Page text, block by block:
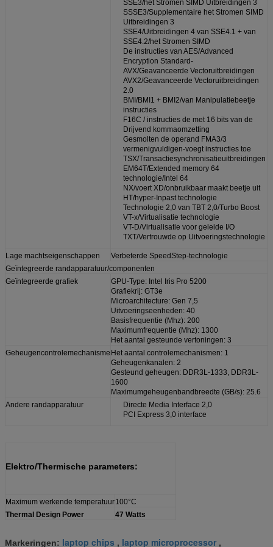
SSE3/het Stromen SIMD Uitbreidingen 3
SSSE3/Supplementaire het Stromen SIMD
Uitbreidingen 3
SSE4/Uitbreidingen 4 van SSE4.1 + van
SSE4.2/het Stromen SIMD
De instructies van AES/Advanced
Encryption Standard-
AVX/Geavanceerde Vectoruitbreidingen
AVX2/Geavanceerde Vectoruitbreidingen
2.0
BMI/BMI1 + BMI2/van Manipulatiebeetje
instructies
F16C / instructies de met 16 bits van de
Drijvend kommaomzetting
Gesmolten de operand FMA3/3
vermenigvuldigen-voegt instructies toe
TSX/Transactiesynchronisatieuitbreidingen
EM64T/Extended memory 64
technologie/Intel 64
NX/voert XD/onbruikbaar maakt beetje uit
HT/hyper-Inpast technologie
Technologie 2,0 van TBT 2,0/Turbo Boost
VT-x/Virtualisatie technologie
VT-D/Virtualisatie voor geleide I/O
TXT/Vertrouwde op Uitvoeringstechnologie
Lage machtseigenschappen
Verbeterde SpeedStep-technologie
Geïntegreerde randapparatuur/componenten
Geïntegreerde grafiek
GPU-Type: Intel Iris Pro 5200
Grafiekrij: GT3e
Microarchitecture: Gen 7,5
Uitvoeringseenheden: 40
Basisfrequentie (Mhz): 200
Maximumfrequentie (Mhz): 1300
Het aantal gesteunde vertoningen: 3
Geheugencontrolemechanisme Het aantal controlemechanismen: 1
Geheugenkanalen: 2
Gesteund geheugen: DDR3L-1333, DDR3L-
1600
Maximumgeheugenbandbreedte (GB/s): 25.6
Andere randapparatuur
Directe Media Interface 2,0
PCI Express 3,0 interface
Elektro/Thermische parameters:
Maximum werkende temperatuur100°C
Thermal Design Power
47 Watts
Markeringen: laptop chips , laptop microprocessor ,